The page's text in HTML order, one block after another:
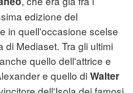
edizione del
in quell'occasione scelse
di Mediaset. Tra gli ultimi
quello dell'attrice e
e quello di Walter